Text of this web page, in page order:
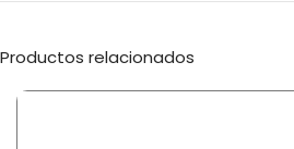
Productos relacionados